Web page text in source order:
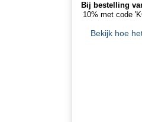
Bij bestelling
10% met code
Bekijk hoe